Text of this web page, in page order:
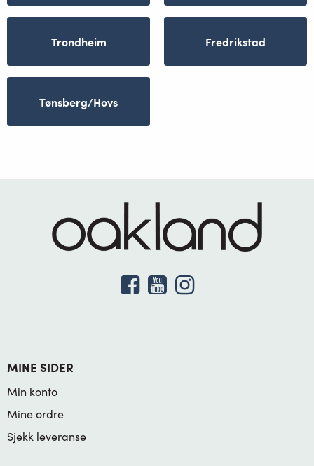
Trondheim Fredrikstad
Tønsberg/Hovs
MINE SIDER
Min konto
Mine ordre
Sjekk leveranse